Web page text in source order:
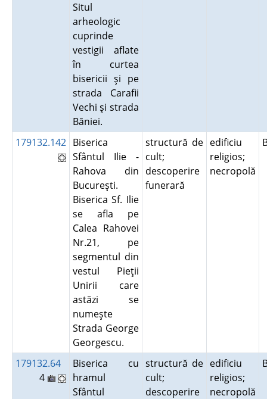
Situl
arheologic
cuprinde
vestigii aflate
în curtea
bisericii şi pe
strada Carafii
Vechi şi strada
Băniei.
179132.142 Biserica
Sfântul Ilie -
Rahova din
Bucureşti.
Biserica Sf. Ilie
se afla pe
Calea Rahovei
Nr.21, pe
segmentul din
vestul Pieţii
Unirii care
astăzi se
numeşte
Strada George
Georgescu.
structură de
cult;
descoperire
funerară
edificiu
religios;
necropolă
179132.64
4
Biserica cu
hramul
Sfântul
structură de
cult;
descoperire
edificiu
religios;
necropolă